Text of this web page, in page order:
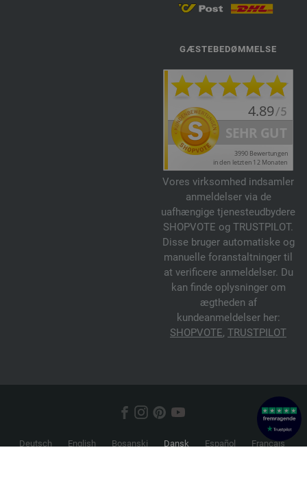
GÆSTEBEDØMMELSE
Vores virksomhed indsamler
anmeldelser via de
uafhængige tjenesteudbydere
SHOPVOTE og TRUSTPILOT.
Disse bruger automatiske og
manuelle foranstaltninger til
at verificere anmeldelser. Du
kan finde oplysninger om
ægtheden af
kundeanmeldelser her:
SHOPVOTE, TRUSTPILOT
Deutsch English Bosanski Dansk Español
Français